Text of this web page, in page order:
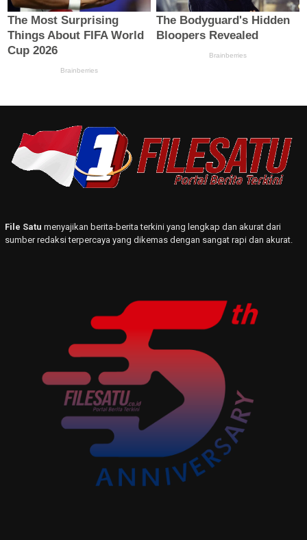
File Satu menyajikan berita-berita terkini yang lengkap dan akurat dari
sumber redaksi terpercaya yang dikemas dengan sangat rapi dan akurat.